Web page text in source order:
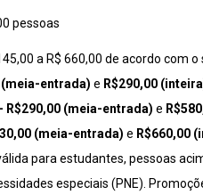
pessoas
a R$ 660,00 de acordo com o
(meia-entrada) e R$290,00
R$290,00 (meia-entrada) e
(meia-entrada) e R$660,00
para estudantes, pessoas
especiais (PNE).